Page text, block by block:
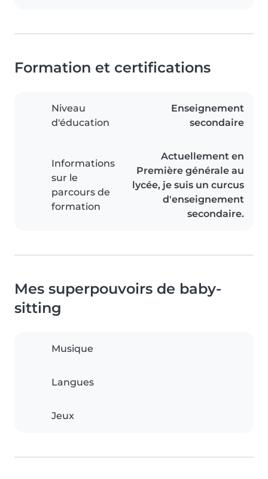
Formation et certifications
Niveau
d'éducation
Enseignement
secondaire
Informations
sur le
parcours de
formation
Actuellement en
Première générale au
lycée, je suis un curcus
d'enseignement
secondaire.
Mes superpouvoirs de baby-
sitting
Musique
Langues
Jeux